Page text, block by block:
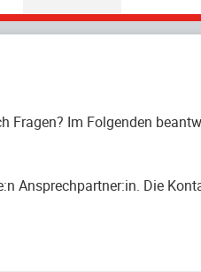
Im Folgenden
Ansprechpartner:in. Die